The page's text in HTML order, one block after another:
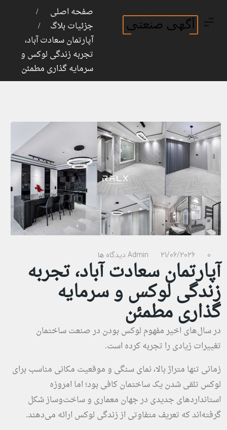
ورود
صفحه اصلی
جزئیات بلاگ
آپارتمان سعادت آباد،
تجربه زندگی لوکس و
سرمایه گذاری مطمئن
Admin 21/06/2026 0 دیدگاه ها
آپارتمان سعادت آباد، تجربه
زندگی لوکس و سرمایه
گذاری مطمئن
در سال‌های اخیر مفهوم لوکس بودن در صنعت ساختمان
تغییرات زیادی را تجربه کرده است.
زمانی تنها متراژ بالا، نمای سنگی و موقعیت مکانی مناسب برای
لوکس تلقی شدن یک ساختمان کافی بود؛ اما امروزه
استانداردهای جدیدی در جهان معماری و ساخت‌وساز شکل
گرفته‌اند که تعریف متفاوتی از زندگی لوکس ارائه می‌دهند.